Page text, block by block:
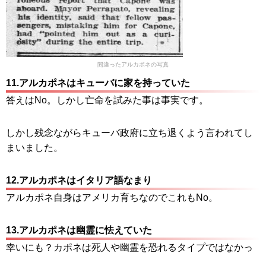
間違ったアルカポネの写真
11.アルカポネはキューバに家を持っていた
答えはNo。しかし亡命を試みた事は事実です。
しかし残念ながらキューバ政府に立ち退くよう言われてし
まいました。
12.アルカポネはイタリア語なまり
アルカポネ自身はアメリカ育ちなのでこれもNo。
13.アルカポネは幽霊に怯えていた
幸いにも？カポネは死人や幽霊を恐れるタイプではなかっ